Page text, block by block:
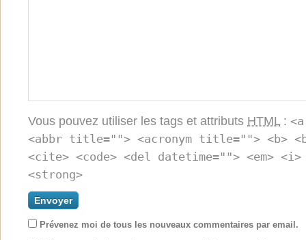
Vous pouvez utiliser les tags et attributs HTML :
<abbr title=""> <acronym title=""> <b>
<cite> <code> <del datetime=""> <em>
<strong>
Prévenez moi de tous les nouveaux commentaires par email.